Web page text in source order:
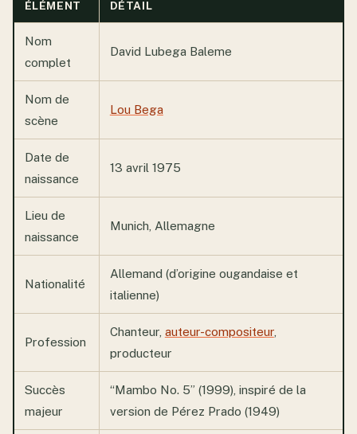
ÉLÉMENT DÉTAIL
Nom
complet
David Lubega Baleme
Nom de
scène
Lou Bega
Date de
naissance
13 avril 1975
Lieu de
naissance
Munich, Allemagne
Nationalité
Allemand (d’origine ougandaise et
italienne)
Profession
Chanteur, auteur-compositeur,
producteur
Succès
majeur
“Mambo No. 5” (1999), inspiré de la
version de Pérez Prado (1949)